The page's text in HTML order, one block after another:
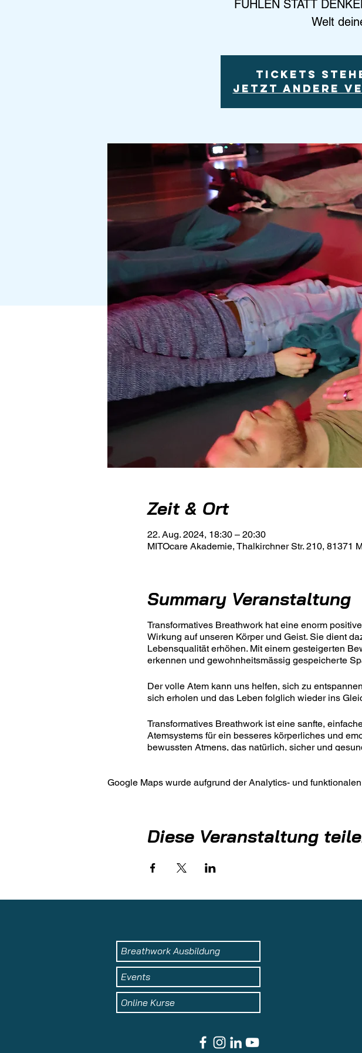
FÜHLEN STATT
Welt
Tickets
Jetzt andere
Zeit & Ort
22. Aug. 2024, 18:30 – 20:30
MITOcare Akademie, Thalkirchner Str. 210, 81371
Summary Veranstaltung
Transformatives Breathwork hat eine enorm
Wirkung auf unseren Körper und Geist. Sie dient
Lebensqualität erhöhen. Mit einem gesteigerten
erkennen und gewohnheitsmässig gespeicherte
Der volle Atem kann uns helfen, sich zu
sich erholen und das Leben folglich wieder ins
Transformatives Breathwork ist eine sanfte,
Atemsystems für ein besseres körperliches und
bewussten Atmens, das natürlich, sicher und
✅ Auflösen von Blockaden und
Sichere dir jetzt dein Ticket!
Google Maps wurde aufgrund der Analytics- und
Diese Veranstaltung
Breathwork Ausbildung
Events
Online Kurse